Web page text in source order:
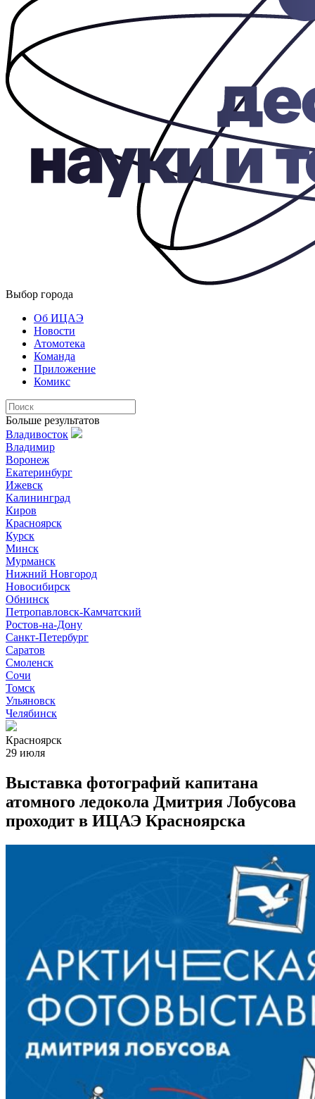
Выбор города
Об ИЦАЭ
Новости
Атомотека
Команда
Приложение
Комикс
Больше результатов
Владивосток
Владимир
Воронеж
Екатеринбург
Ижевск
Калининград
Киров
Красноярск
Курск
Минск
Мурманск
Нижний Новгород
Новосибирск
Обнинск
Петропавловск-Камчатский
Ростов-на-Дону
Санкт-Петербург
Саратов
Смоленск
Сочи
Томск
Ульяновск
Челябинск
Красноярск
29 июля
Выставка фотографий капитана
атомного ледокола Дмитрия Лобусова
проходит в ИЦАЭ Красноярска